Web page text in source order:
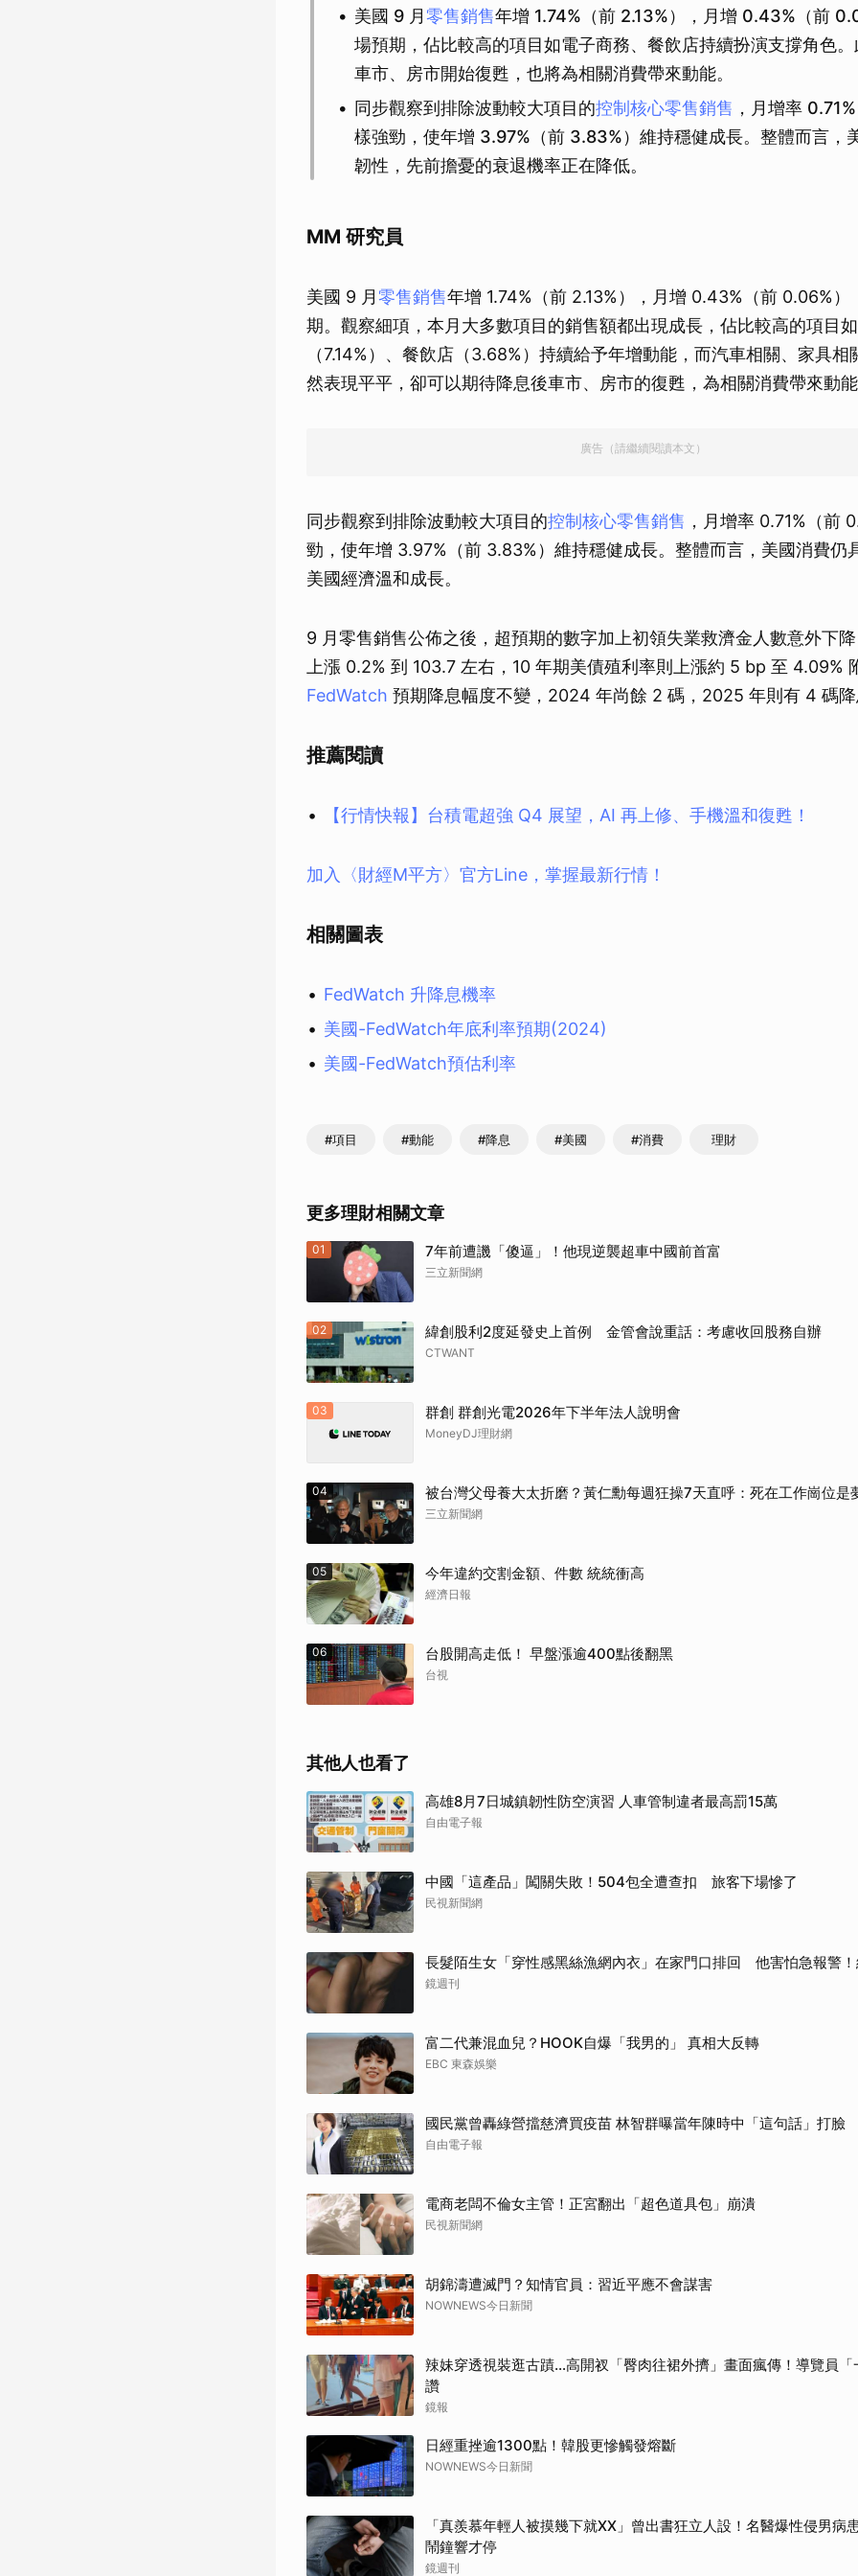
美國 9 月零售銷售年增 1.74%（前 2.13%），月增 0.43%（前
場預期，佔比較高的項目如電子商務、餐飲店持續扮演支撐角色
車市、房市開始復甦，也將為相關消費帶來動能。
同步觀察到排除波動較大項目的控制核心零售銷售 ，月增率
樣強勁，使年增 3.97%（前 3.83%）維持穩健成長。整體而言，
韌性，先前擔憂的衰退機率正在降低。
MM 研究員
美國 9 月零售銷售年增 1.74%（前 2.13%），月增 0.43%（前 0.06%）
期。觀察細項，本月大多數項目的銷售額都出現成長，佔比較高的項目
（7.14%）、餐飲店（3.68%）持續給予年增動能，而汽車相關、家具相
然表現平平，卻可以期待降息後車市、房市的復甦，為相關消費帶來動
廣告（請繼續閱讀本文）
同步觀察到排除波動較大項目的控制核心零售銷售 ，月增率 0.71%（前
勁，使年增 3.97%（前 3.83%）維持穩健成長。整體而言，美國消費仍
美國經濟溫和成長。
9 月零售銷售公佈之後，超預期的數字加上初領失業救濟金人數意外下
上漲 0.2% 到 103.7 左右，10 年期美債殖利率則上漲約 5 bp 至 4.09%
FedWatch 預期降息幅度不變，2024 年尚餘 2 碼，2025 年則有 4 碼
推薦閱讀
【行情快報】台積電超強 Q4 展望，AI 再上修、手機溫和復甦！
加入〈財經M平方〉官方Line，掌握最新行情！
相關圖表
FedWatch 升降息機率
美國-FedWatch年底利率預期(2024)
美國-FedWatch預估利率
#項目 #動能 #降息 #美國 #消費 理財
更多理財相關文章
01 7年前遭譏「傻逼」！他現逆襲超車中國前首富
三立新聞網
02 緯創股利2度延發史上首例 金管會說重話：考慮收回股務自辦
CTWANT
03 群創 群創光電2026年下半年法人說明會
MoneyDJ理財網
04 被台灣父母養大太折磨？黃仁勳每週狂操7天直呼：死在工作崗位是
三立新聞網
05 今年違約交割金額、件數 統統衝高
經濟日報
06 台股開高走低！ 早盤漲逾400點後翻黑
台視
其他人也看了
高雄8月7日城鎮韌性防空演習 人車管制違者最高罰15萬
自由電子報
中國「這產品」闖關失敗！504包全遭查扣 旅客下場慘了
民視新聞網
長髮陌生女「穿性感黑絲漁網內衣」在家門口排回 他害怕急報警
鏡週刊
富二代兼混血兒？HOOK自爆「我男的」 真相大反轉
EBC 東森娛樂
國民黨曾轟綠營擋慈濟買疫苗 林智群曝當年陳時中「這句話」打臉
自由電子報
電商老闆不倫女主管！正宮翻出「超色道具包」崩潰
民視新聞網
胡錦濤遭滅門？知情官員：習近平應不會謀害
NOWNEWS今日新聞
辣妹穿透視裝逛古蹟…高開衩「臀肉往裙外擠」畫面瘋傳！導覽員
讚
鏡報
日經重挫逾1300點！韓股更慘觸發熔斷
NOWNEWS今日新聞
「真羨慕年輕人被摸幾下就XX」曾出書狂立人設！名醫爆性侵男
鬧鐘響才停
鏡週刊